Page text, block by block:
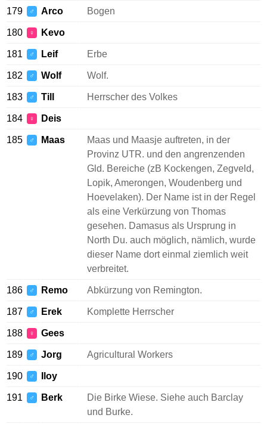
179 ♂ Arco Bogen
180 ♀ Kevo
181 ♂ Leif Erbe
182 ♂ Wolf Wolf.
183 ♂ Till Herrscher des Volkes
184 ♀ Deis
185 ♂ Maas
Maas und Maasje auftreten, in der
Provinz UTR. und den angrenzenden
Gld. Bereiche (zB Kockengen, Zegveld,
Lopik, Amerongen, Woudenberg und
Hoevelaken). Der Name ist in der Regel
als eine Verkürzung von Thomas
gesehen. Damasus als Ursprung in
North Du. auch möglich, nämlich, wurde
dieser Name dort einmal ziemlich weit
verbreitet.
186 ♂ Remo Abkürzung von Remington.
187 ♂ Erek Komplette Herrscher
188 ♀ Gees
189 ♂ Jorg Agricultural Workers
190 ♂ Iloy
191 ♂ Berk
Die Birke Wiese. Siehe auch Barclay
und Burke.